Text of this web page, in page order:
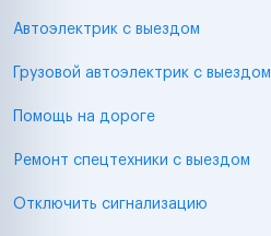
Автоэлектрик с выездом
Грузовой автоэлектрик с выездом
Помощь на дороге
Ремонт спецтехники с выездом
Отключить сигнализацию